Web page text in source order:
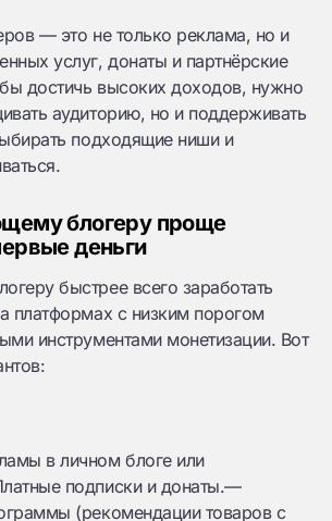
— это не только реклама, но и
услуг, донаты и партнёрские
достичь высоких доходов, нужно
аудиторию, но и поддерживать
подходящие ниши и
блогеру проще
деньги
быстрее всего заработать
платформах с низким порогом
инструментами монетизации. Вот
в личном блоге или
подписки и донаты.—
(рекомендации товаров с